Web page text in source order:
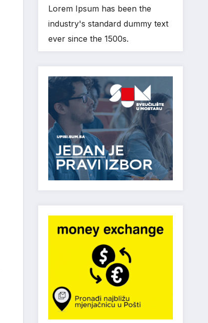
Lorem Ipsum has been the
industry's standard dummy text
ever since the 1500s.